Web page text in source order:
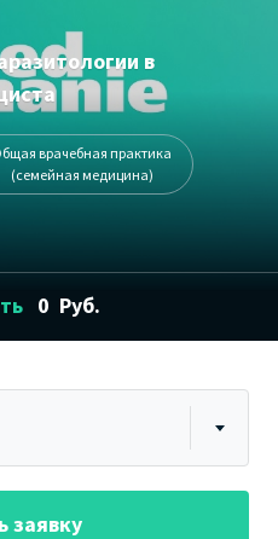
в
врачебная практика
(семейная медицина)
0 Руб.
заявку